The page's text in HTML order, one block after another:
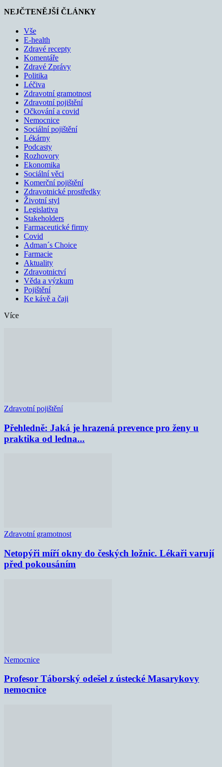
NEJČTENĚJŠÍ ČLÁNKY
Vše
E-health
Zdravé recepty
Komentáře
Zdravé Zprávy
Politika
Léčiva
Zdravotní gramotnost
Zdravotní pojištění
Očkování a covid
Nemocnice
Sociální pojištění
Lékárny
Podcasty
Rozhovory
Ekonomika
Sociální věci
Komerční pojištění
Zdravotnické prostředky
Životní styl
Legislativa
Stakeholders
Farmaceutické firmy
Covid
Adman´s Choice
Farmacie
Aktuality
Zdravotnictví
Věda a výzkum
Pojištění
Ke kávě a čaji
Více
Zdravotní pojištění
Přehledně: Jaká je hrazená prevence pro ženy u
praktika od ledna...
Zdravotní gramotnost
Netopýři míří okny do českých ložnic. Lékaři varují
před pokousáním
Nemocnice
Profesor Táborský odešel z ústecké Masarykovy
nemocnice